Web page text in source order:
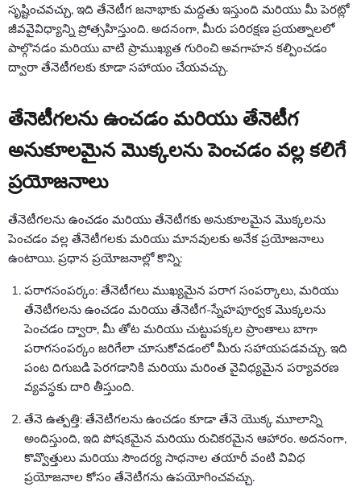
సృష్టించవచ్చు, ఇది తేనెటీగ జనాభాకు మద్దతు ఇస్తుంది మరియు మీ పెరట్లో
జీవవైవిధ్యాన్ని ప్రోత్సహిస్తుంది. అదనంగా, మీరు పరిరక్షణ ప్రయత్నాలలో
పాల్గొనడం మరియు వాటి ప్రాముఖ్యత గురించి అవగాహన కల్పించడం
ద్వారా తేనెటీగలకు కూడా సహాయం చేయవచ్చు.
తేనెటీగలను ఉంచడం మరియు తేనెటీగ
అనుకూలమైన మొక్కలను పెంచడం వల్ల కలిగే
ప్రయోజనాలు
తేనెటీగలను ఉంచడం మరియు తేనెటీగకు అనుకూలమైన మొక్కలను
పెంచడం వల్ల తేనెటీగలకు మరియు మానవులకు అనేక ప్రయోజనాలు
ఉంటాయి. ప్రధాన ప్రయోజనాల్లో కొన్ని:
పరాగసంపర్కం: తేనెటీగలు ముఖ్యమైన పరాగ సంపర్కాలు, మరియు
తేనెటీగలను ఉంచడం మరియు తేనెటీగ-స్నేహపూర్వక మొక్కలను
పెంచడం ద్వారా, మీ తోట మరియు చుట్టుపక్కల ప్రాంతాలు బాగా
పరాగసంపర్కం జరిగేలా చూసుకోవడంలో మీరు సహాయపడవచ్చు. ఇది
పంట దిగుబడి పెరగడానికి మరియు మరింత వైవిధ్యమైన పర్యావరణ
వ్యవస్థకు దారి తీస్తుంది.
తేనె ఉత్పత్తి: తేనెటీగలను ఉంచడం కూడా తేనె యొక్క మూలాన్ని
అందిస్తుంది, ఇది పోషకమైన మరియు రుచికరమైన ఆహారం. అదనంగా,
కొవ్వొత్తులు మరియు సౌందర్య సాధనాల తయారీ వంటి వివిధ
ప్రయోజనాల కోసం తేనెటీగను ఉపయోగించవచ్చు.